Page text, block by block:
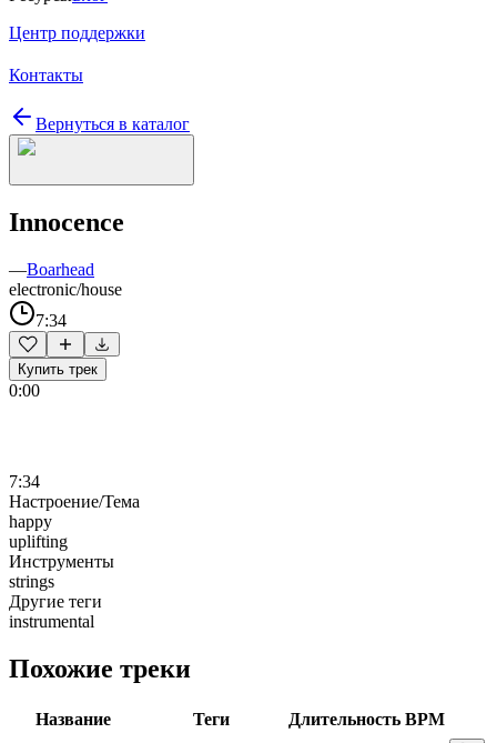
Центр поддержки
Контакты
Вернуться в каталог
Innocence
—Boarhead
electronic/house
7:34
Купить трек
0:00
7:34
Настроение/Тема
happy
uplifting
Инструменты
strings
Другие теги
instrumental
Похожие треки
Название Теги Длительность BPM